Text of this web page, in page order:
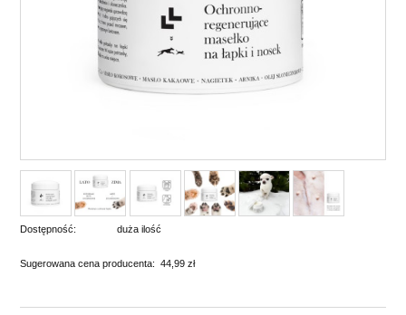
Dostępność: duża ilość
Sugerowana cena producenta: 44,99 zł